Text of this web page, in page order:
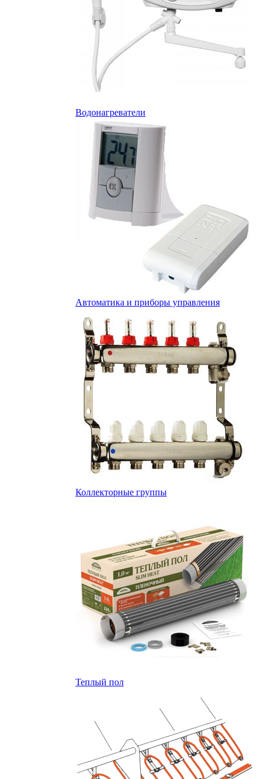
Водонагреватели
Автоматика и приборы управления
Коллекторные группы
Теплый пол